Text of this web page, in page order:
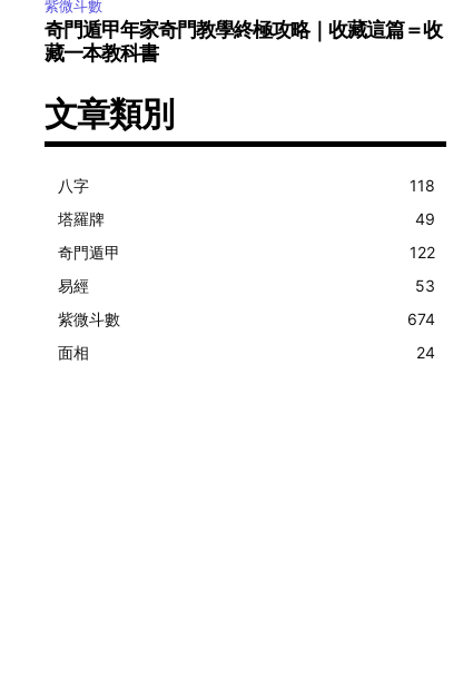
紫微斗數
奇門遁甲年家奇門教學終極攻略｜收藏這篇＝收
藏一本教科書
文章類別
八字
118
塔羅牌
49
奇門遁甲
122
易經
53
紫微斗數
674
面相
24